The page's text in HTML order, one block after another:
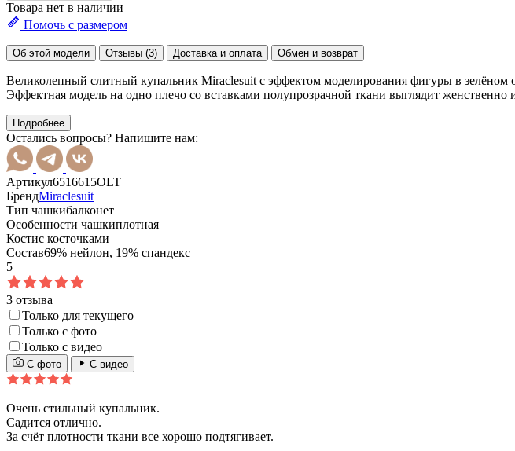
Товара нет в наличии
Помочь с размером
Об этой модели Отзывы (3) Доставка и оплата Обмен и возврат
Великолепный слитный купальник Miraclesuit с эффектом моделирования фигуры в
Эффектная модель на одно плечо со вставками полупрозрачной ткани выглядит женственно
Подробнее
Остались вопросы? Напишите нам:
Артикул6516615OLT
БрендMiraclesuit
Тип чашкибалконет
Особенности чашкиплотная
Костис косточками
Состав69% нейлон, 19% спандекс
5
3 отзыва
Только для текущего
Только с фото
Только с видео
С фото С видео
Очень стильный купальник.
Садится отлично.
За счёт плотности ткани все хорошо подтягивает.